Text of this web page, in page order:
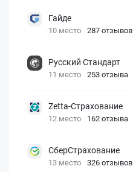
Гайде
10 место 287 отзывов
Русский Стандарт
11 место 253 отзыва
Zetta-Страхование
12 место 162 отзыва
СберСтрахование
13 место 326 отзывов